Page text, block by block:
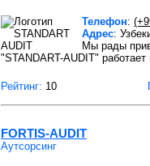
Телефон:
Адрес:
Мы рады
"STANDART-AUDIT"
Рейтинг: 10
FORTIS-AUDIT
Аутсорсинг